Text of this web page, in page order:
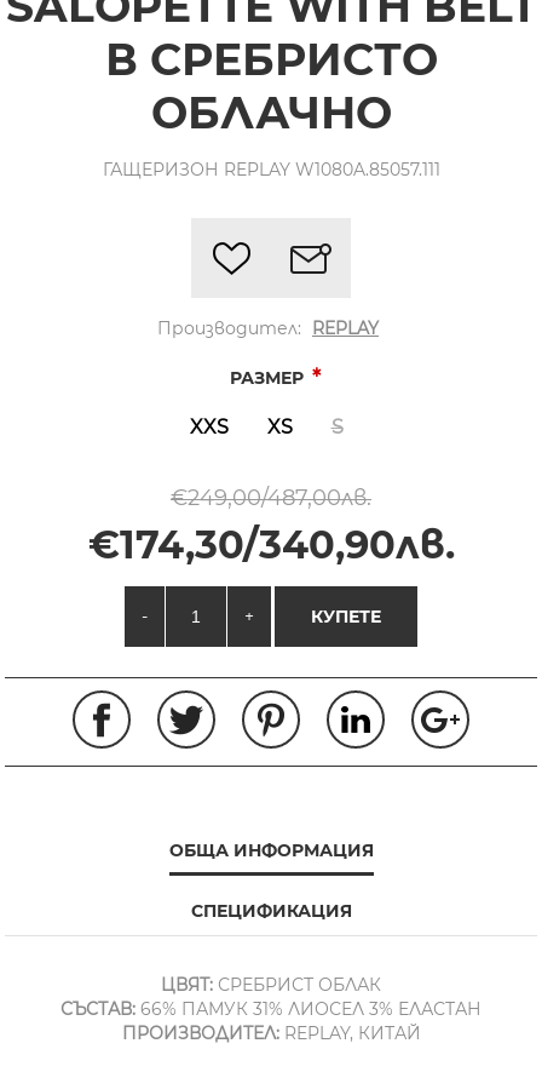
В СРЕБРИСТО
ОБЛАЧНО
ГАЩЕРИЗОН REPLAY W1080A.85057.111
Производител: REPLAY
РАЗМЕР *
XXS XS S
€249,00/487,00лв.
€174,30/340,90лв.
- + КУПЕТЕ
ОБЩА ИНФОРМАЦИЯ
СПЕЦИФИКАЦИЯ
ЦВЯТ: СРЕБРИСТ ОБЛАК
СЪСТАВ: 66% ПАМУК 31% ЛИОСЕЛ 3% ЕЛАСТАН
ПРОИЗВОДИТЕЛ:REPLAY, КИТАЙ